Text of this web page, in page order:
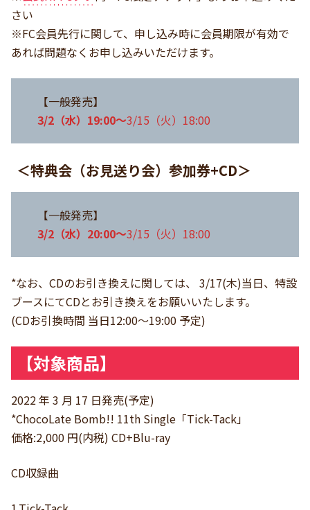
さい
※FC会員先行に関して、申し込み時に会員期限が有効で
あれば問題なくお申し込みいただけます。
【一般発売】
3/2（水）19:00～3/15（火）18:00
＜特典会（お見送り会）参加券+CD＞
【一般発売】
3/2（水）20:00～3/15（火）18:00
*なお、CDのお引き換えに関しては、 3/17(木)当日、特設
ブースにてCDとお引き換えをお願いいたします。
(CDお引換時間 当日12:00〜19:00 予定)
【対象商品】
2022 年 3 月 17 日発売(予定)
*ChocoLate Bomb!! 11th Single「Tick-Tack」
価格:2,000 円(内税) CD+Blu-ray
CD収録曲